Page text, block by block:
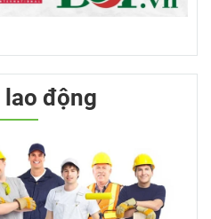
lao động